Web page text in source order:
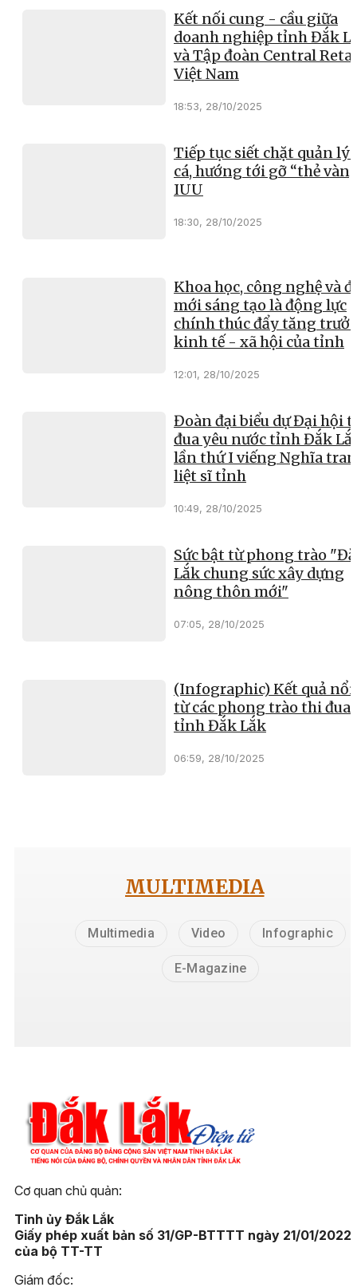
Kết nối cung - cầu giữa
doanh nghiệp tỉnh Đắk
và Tập đoàn Central
Việt Nam
18:53, 28/10/2025
Tiếp tục siết chặt quản lý
cá, hướng tới gỡ “thẻ
IUU
18:30, 28/10/2025
Khoa học, công nghệ và
mới sáng tạo là động lực
chính thúc đẩy tăng
kinh tế - xã hội của tỉnh
12:01, 28/10/2025
Đoàn đại biểu dự Đại hội
đua yêu nước tỉnh Đắk
lần thứ I viếng Nghĩa
liệt sĩ tỉnh
10:49, 28/10/2025
Sức bật từ phong trào
Lắk chung sức xây dựng
nông thôn mới"
07:05, 28/10/2025
(Infographic) Kết quả nổi
từ các phong trào thi đua
tỉnh Đắk Lắk
06:59, 28/10/2025
MULTIMEDIA
Multimedia Video Infographic
E-Magazine
Cơ quan chủ quản:
Tỉnh ủy Đắk Lắk
Giấy phép xuất bản số 31/GP-BTTTT ngày 21/01/2022
của bộ TT-TT
Giám đốc: